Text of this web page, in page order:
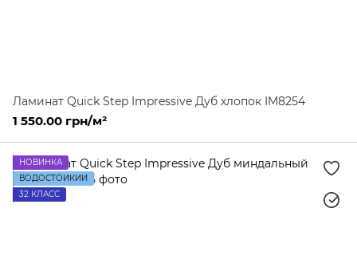
Ламинат Quick Step Impressive Дуб хлопок IM8254
1 550.00 грн/м²
НОВИНКА
ВОДОСТОЙКИЙ
32 КЛАСС